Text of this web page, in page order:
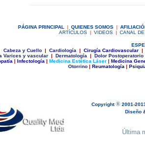
PÁGINA PRINCIPAL | QUIENES SOMOS | A
ARTÍCULOS | VIDEOS | CANAL
Cabeza y Cuello | Cardiología | Cirugía Cardiovascular |
Varices y vascular | Dermatología |
Dolor Postoperatorio
| Infectología | Medicina Estética Láser | Medicina
Otorrino | Reumatología |
Copyright® 2001-
Diseño &
Última